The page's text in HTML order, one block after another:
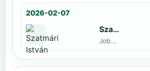
2026-02-07
Szatmári István
Jobbak · döntős: Kiss Barnabás